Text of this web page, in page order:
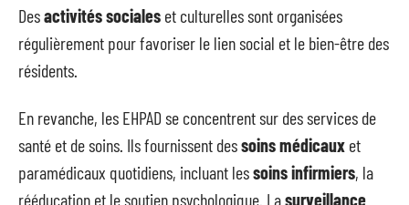
Desactivités sociales et culturelles sont organisées
régulièrement pour favoriser le lien social et le bien-être des
résidents.
En revanche, les EHPAD se concentrent sur des services de
santé et de soins. Ils fournissent dessoins médicaux et
paramédicaux quotidiens, incluant lessoins infirmiers, la
rééducation et le soutien psychologique. Lasurveillance